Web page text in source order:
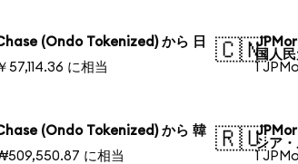
(Ondo Tokenized) から 日
57,114.36 に相当
🇨🇳国人
1
(Ondo Tokenized) から 韓
に相当
🇷🇺シア
1